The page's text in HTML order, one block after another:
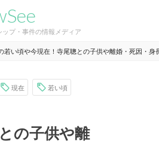
プ・事件の情報メディア
若い頃や今現在！寺尾聰との子供や離婚・死因・身
現在 若い頃
の子供や離